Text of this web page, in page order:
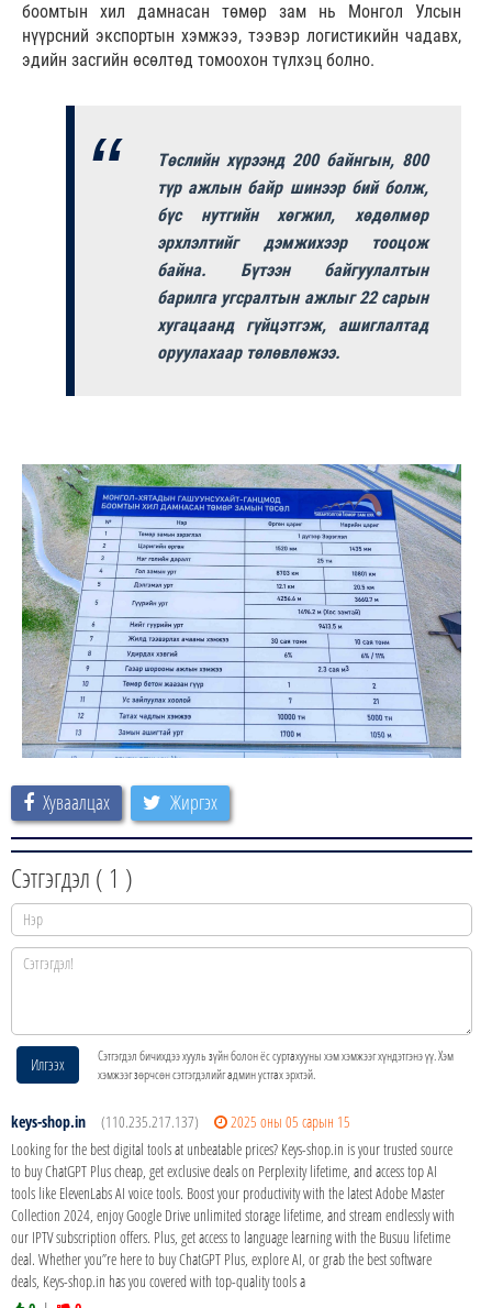
боомтын хил дамнасан төмөр зам нь Монгол Улсын
нүүрсний экспортын хэмжээ, тээвэр логистикийн чадавх,
эдийн засгийн өсөлтөд томоохон түлхэц болно.
Төслийн хүрээнд 200 байнгын, 800
түр ажлын байр шинээр бий болж,
бүс нутгийн хөгжил, хөдөлмөр
эрхлэлтийг дэмжихээр тооцож
байна. Бүтээн байгуулалтын
барилга угсралтын ажлыг 22 сарын
хугацаанд гүйцэтгэж, ашиглалтад
оруулахаар төлөвлөжээ.
Хуваалцах Жиргэх
Сэтгэгдэл ( 1 )
Илгээх
Сэтгэгдэл бичихдээ хууль зүйн болон ёс суртахууны хэм хэмжээг хүндэтгэнэ үү. Хэм
хэмжээг зөрчсөн сэтгэгдэлийг админ устгах эрхтэй.
keys-shop.in (110.235.217.137)
2025 оны 05 сарын 15
Looking for the best digital tools at unbeatable prices? Keys-shop.in is your trusted source
to buy ChatGPT Plus cheap, get exclusive deals on Perplexity lifetime, and access top AI
tools like ElevenLabs AI voice tools. Boost your productivity with the latest Adobe Master
Collection 2024, enjoy Google Drive unlimited storage lifetime, and stream endlessly with
our IPTV subscription offers. Plus, get access to language learning with the Busuu lifetime
deal. Whether you”re here to buy ChatGPT Plus, explore AI, or grab the best software
deals, Keys-shop.in has you covered with top-quality tools a